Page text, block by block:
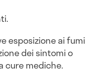
esposizione ai fumi
dei sintomi o
cure mediche.